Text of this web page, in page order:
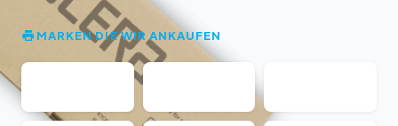
MARKEN DIE WIR ANKAUFEN